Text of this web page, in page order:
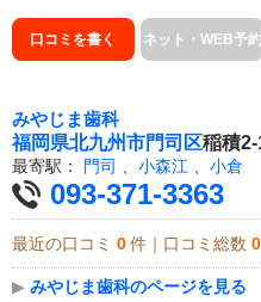
口コミを書く ネット・WEB予約
みやじま歯科
福岡県北九州市門司区稲積2-
最寄駅： 門司 小森江 小倉
093-371-3363
最近の口コミ 0 件｜口コミ総数 0
▶ みやじま歯科のページを見る